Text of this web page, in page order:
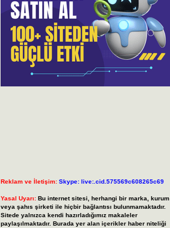
Reklam ve İletişim: Skype: live:.cid.575569c608265c69
Yasal Uyarı: Bu internet sitesi, herhangi bir marka, kurum
veya şahıs şirketi ile hiçbir bağlantısı bulunmamaktadır.
Sitede yalnızca kendi hazırladığımız makaleler
paylaşılmaktadır. Burada yer alan içerikler haber niteliği